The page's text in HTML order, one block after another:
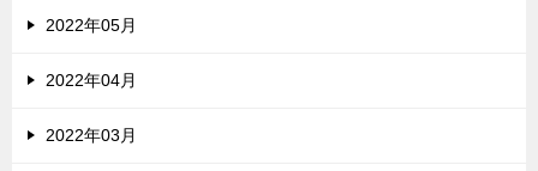
2022年05月
2022年04月
2022年03月